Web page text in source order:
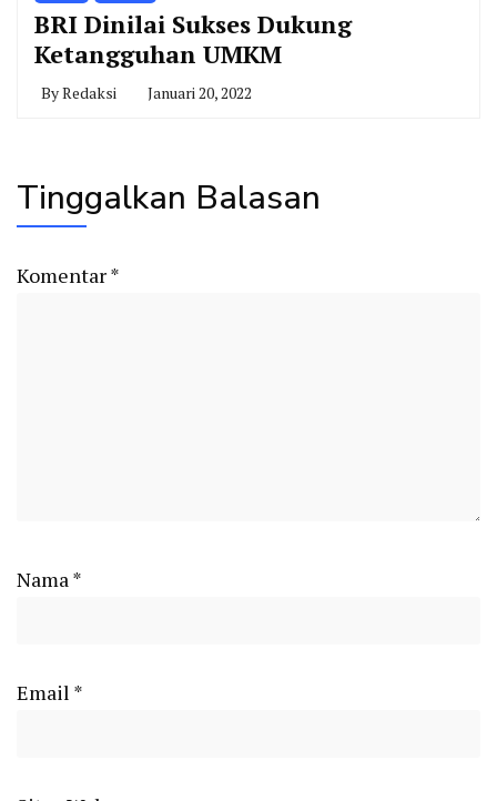
BRI Dinilai Sukses Dukung
Ketangguhan UMKM
ByRedaksi Januari 20, 2022
Tinggalkan Balasan
Komentar*
Nama*
Email *